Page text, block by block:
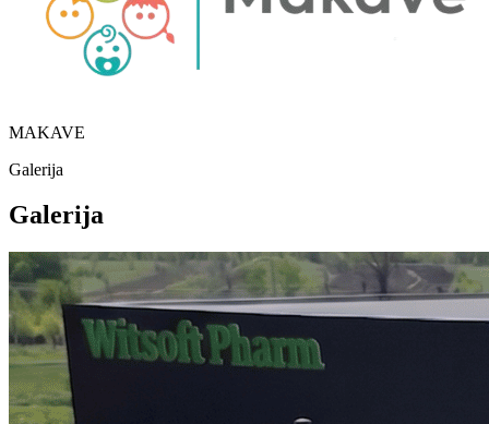
MAKAVE
Galerija
Galerija